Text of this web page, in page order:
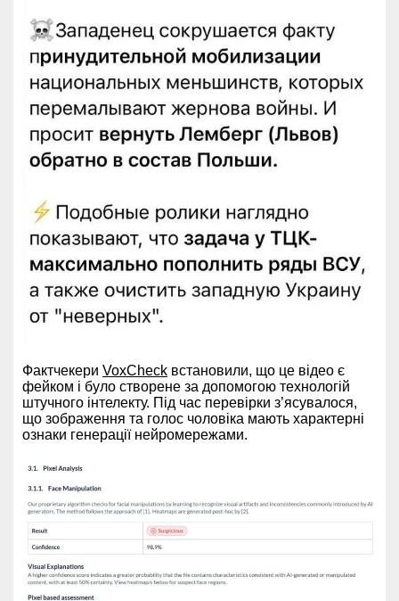
Фактчекери VoxCheck встановили, що це відео є
фейком і було створене за допомогою технологій
штучного інтелекту. Під час перевірки з’ясувалося,
що зображення та голос чоловіка мають характерні
ознаки генерації нейромережами.